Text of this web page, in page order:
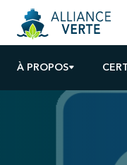
À PROPOS